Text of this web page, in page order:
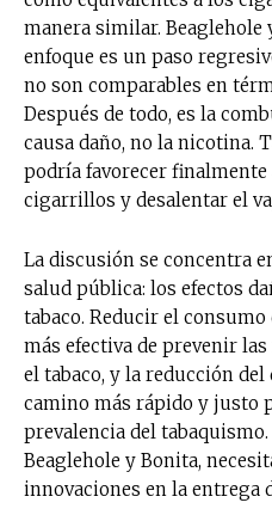
manera similar. Beaglehole
enfoque es un paso
no son comparables en
Después de todo, es la
causa daño, no la nicotina.
podría favorecer finalmente
cigarrillos y desalentar el
La discusión se concentra
salud pública: los efectos
tabaco. Reducir el
más efectiva de prevenir
el tabaco, y la reducción del
camino más rápido y justo
prevalencia del tabaquismo.
Beaglehole y Bonita,
innovaciones en la entrega